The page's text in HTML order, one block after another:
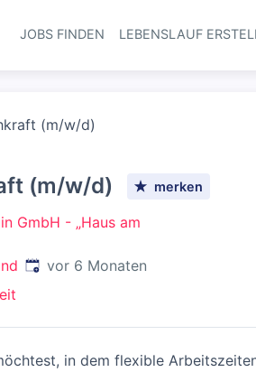
JOBS FINDEN LEBENSLAUF
(m/w/d)
(m/w/d) merken
GmbH - „Haus am
Veröffentlicht:
vor 6 Monaten
in dem flexible